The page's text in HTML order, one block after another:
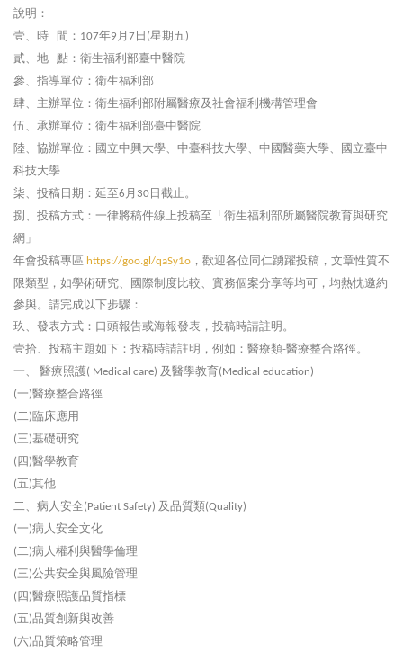
說明：
壹、時 間： 107年9 月 7 日 (星期五)
貳、地 點：衛生福利部臺中醫院
參、指導單位：衛生福利部
肆、主辦單位：衛生福利部附屬醫療及社會福利機構管理會
伍、承辦單位：衛生福利部臺中醫院
陸、協辦單位：國立中興大學、中臺科技大學、中國醫藥大學、國立臺中
科技大學
柒、投稿日期：延至6 月 30日截止。
捌、投稿方式：一律將稿件線上投稿至「衛生福利部所屬醫院教育與研究
網」
年會投稿專區 https://goo.gl/qaSy1o ，歡迎各位同仁踴躍投稿，文章性質不
限類型，如學術研究、國際制度比較、實務個案分享等均可，均熱忱邀約
參與。請完成以下步驟：
玖、發表方式：口頭報告或海報發表，投稿時請註明。
壹拾、投稿主題如下：投稿時請註明，例如：醫療類-醫療整合路徑。
一、
醫療照護( Medical care) 及醫學教育(Medical education)
(一)醫療整合路徑
(二)臨床應用
(三)基礎研究
(四)醫學教育
(五)其他
二、病人安全(Patient Safety) 及品質類(Quality)
(一)病人安全文化
(二)病人權利與醫學倫理
(三)公共安全與風險管理
(四)醫療照護品質指標
(五)品質創新與改善
(六)品質策略管理